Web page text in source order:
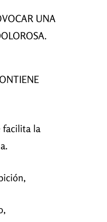
UNA
facilita la